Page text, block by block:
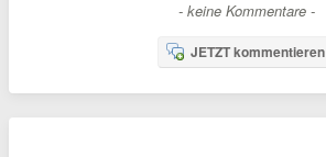
- keine Kommentare -
JETZT kommentieren